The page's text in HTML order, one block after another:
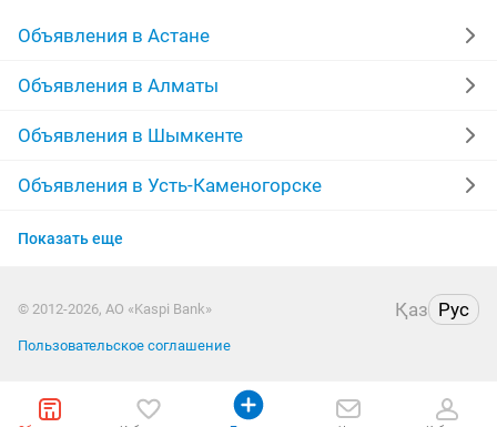
поклейка обоев побелка
поклейка обоев косметический
качественная поклейка
поклейка обоев покраска потолков
поклейка обоев укладка
Объявления в Астане
Объявления в Алматы
Объявления в Шымкенте
Объявления в Усть-Каменогорске
Объявления в Актобе
Объявления в Павлодаре
Показать еще
© 2012-2026, АО «Kaspi Bank» Қаз Рус
Пользовательское соглашение